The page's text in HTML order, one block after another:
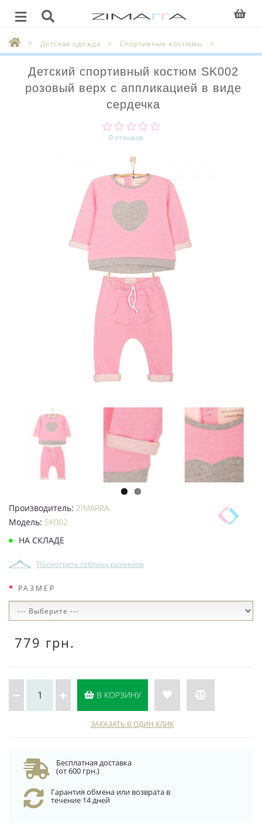
Детская одежда Спортивные костюмы
Детский спортивный костюм SK002
розовый верх с аппликацией в виде
сердечка
0 отзывов
Производитель: ZIMARRA
Модель: SK002
НА СКЛАДЕ
Посмотреть таблицу размеров
РАЗМЕР
779 грн.
В КОРЗИНУ
ЗАКАЗАТЬ В ОДИН КЛИК
Бесплатная доставка
(от 600 грн.)
Гарантия обмена или возврата в
течение 14 дней